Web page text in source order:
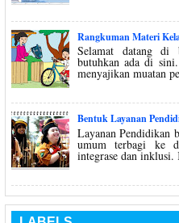
Rangkuman Materi
Selamat datang
butuhkan ada di
menyajikan muatan
Bentuk Layanan
Layanan Pendidikan
umum terbagi ke
integrase dan inklusi.